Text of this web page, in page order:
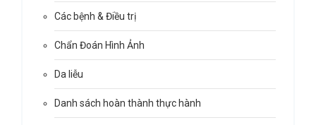
Các bệnh & Điều trị
Chẩn Đoán Hình Ảnh
Da liễu
Danh sách hoàn thành thực hành